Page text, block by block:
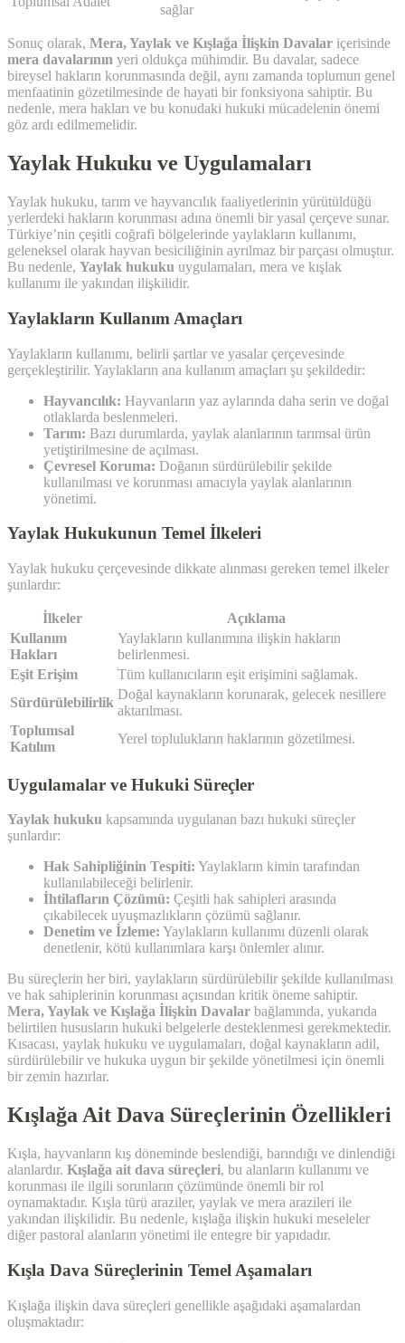
sağlar
Sonuç olarak, Mera, Yaylak ve Kışlağa İlişkin Davalar içerisinde
mera davalarının yeri oldukça mühimdir. Bu davalar, sadece
bireysel hakların korunmasında değil, aynı zamanda toplumun genel
menfaatinin gözetilmesinde de hayati bir fonksiyona sahiptir. Bu
nedenle, mera hakları ve bu konudaki hukuki mücadelenin önemi
göz ardı edilmemelidir.
Yaylak Hukuku ve Uygulamaları
Yaylak hukuku, tarım ve hayvancılık faaliyetlerinin yürütüldüğü
yerlerdeki hakların korunması adına önemli bir yasal çerçeve sunar.
Türkiye’nin çeşitli coğrafi bölgelerinde yaylakların kullanımı,
geleneksel olarak hayvan besiciliğinin ayrılmaz bir parçası olmuştur.
Bu nedenle, Yaylak hukuku uygulamaları, mera ve kışlak
kullanımı ile yakından ilişkilidir.
Yaylakların Kullanım Amaçları
Yaylakların kullanımı, belirli şartlar ve yasalar çerçevesinde
gerçekleştirilir. Yaylakların ana kullanım amaçları şu şekildedir:
Hayvancılık: Hayvanların yaz aylarında daha serin ve doğal
otlaklarda beslenmeleri.
Tarım: Bazı durumlarda, yaylak alanlarının tarımsal ürün
yetiştirilmesine de açılması.
Çevresel Koruma: Doğanın sürdürülebilir şekilde
kullanılması ve korunması amacıyla yaylak alanlarının
yönetimi.
Yaylak Hukukunun Temel İlkeleri
Yaylak hukuku çerçevesinde dikkate alınması gereken temel ilkeler
şunlardır:
İlkeler
Açıklama
Kullanım
Hakları
Yaylakların kullanımına ilişkin hakların
belirlenmesi.
Eşit Erişim
Tüm kullanıcıların eşit erişimini sağlamak.
Sürdürülebilirlik
Doğal kaynakların korunarak, gelecek nesillere
aktarılması.
Toplumsal
Katılım
Yerel toplulukların haklarının gözetilmesi.
Uygulamalar ve Hukuki Süreçler
Yaylak hukuku kapsamında uygulanan bazı hukuki süreçler
şunlardır:
Hak Sahipliğinin Tespiti: Yaylakların kimin tarafından
kullanılabileceği belirlenir.
İhtilafların Çözümü: Çeşitli hak sahipleri arasında
çıkabilecek uyuşmazlıkların çözümü sağlanır.
Denetim ve İzleme: Yaylakların kullanımı düzenli olarak
denetlenir, kötü kullanımlara karşı önlemler alınır.
Bu süreçlerin her biri, yaylakların sürdürülebilir şekilde kullanılması
ve hak sahiplerinin korunması açısından kritik öneme sahiptir.
Mera, Yaylak ve Kışlağa İlişkin Davalar bağlamında, yukarıda
belirtilen hususların hukuki belgelerle desteklenmesi gerekmektedir.
Kısacası, yaylak hukuku ve uygulamaları, doğal kaynakların adil,
sürdürülebilir ve hukuka uygun bir şekilde yönetilmesi için önemli
bir zemin hazırlar.
Kışlağa Ait Dava Süreçlerinin Özellikleri
Kışla, hayvanların kış döneminde beslendiği, barındığı ve dinlendiği
alanlardır. Kışlağa ait dava süreçleri, bu alanların kullanımı ve
korunması ile ilgili sorunların çözümünde önemli bir rol
oynamaktadır. Kışla türü araziler, yaylak ve mera arazileri ile
yakından ilişkilidir. Bu nedenle, kışlağa ilişkin hukuki meseleler
diğer pastoral alanların yönetimi ile entegre bir yapıdadır.
Kışla Dava Süreçlerinin Temel Aşamaları
Kışlağa ilişkin dava süreçleri genellikle aşağıdaki aşamalardan
oluşmaktadır: